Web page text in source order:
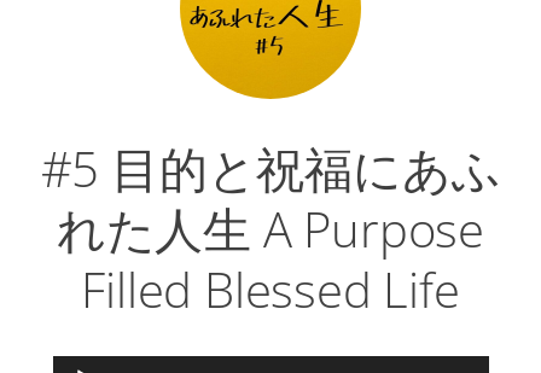
#5 目的と祝福にあふ
れた人生 A Purpose
Filled Blessed Life